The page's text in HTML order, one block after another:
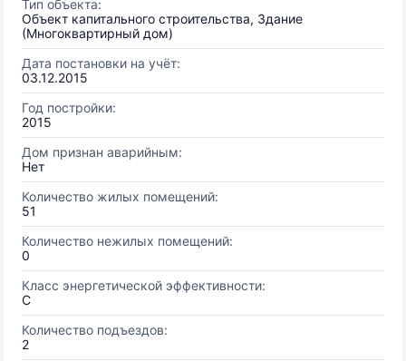
Тип объекта:
Объект капитального строительства, Здание
(Многоквартирный дом)
Дата постановки на учёт:
03.12.2015
Год постройки:
2015
Дом признан аварийным:
Нет
Количество жилых помещений:
51
Количество нежилых помещений:
0
Класс энергетической эффективности:
C
Количество подъездов:
2